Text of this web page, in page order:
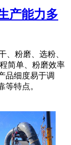
产能力多
、粉磨、选粉、
简单、粉磨效率
品细度易于调
等特点。